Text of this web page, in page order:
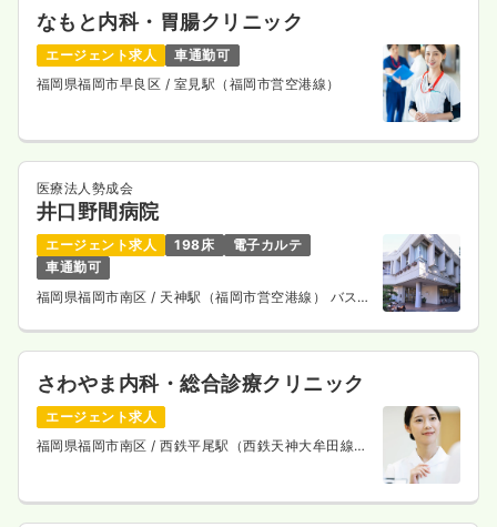
なもと内科・胃腸クリニック
エージェント求人
車通勤可
福岡県福岡市早良区 / 室見駅（福岡市営空港線）
医療法人勢成会
井口野間病院
エージェント求人 198床
電子カルテ
車通勤可
福岡県福岡市南区 / 天神駅（福岡市営空港線） バス
さわやま内科・総合診療クリニック
エージェント求人
福岡県福岡市南区/ 西鉄平尾駅（西鉄天神大牟田線）